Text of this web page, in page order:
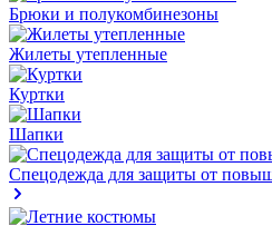
Брюки и полукомбинезоны
Жилеты утепленные
Куртки
Шапки
Спецодежда для защиты от